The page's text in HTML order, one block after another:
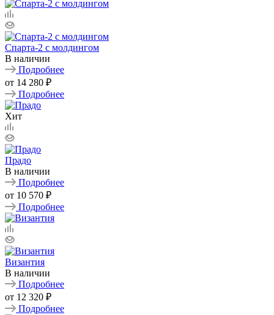
Спарта-2 с молдингом
В наличии
Подробнее
от 14 280 ₽
Подробнее
Хит
Прадо
В наличии
Подробнее
от 10 570 ₽
Подробнее
Византия
В наличии
Подробнее
от 12 320 ₽
Подробнее